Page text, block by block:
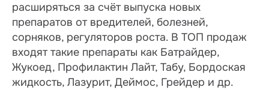
расширяться за счёт выпуска новых
препаратов от вредителей, болезней,
сорняков, регуляторов роста. В ТОП продаж
входят такие препараты как Батрайдер,
Жукоед, Профилактин Лайт, Табу, Бордоская
жидкость, Лазурит, Деймос, Грейдер и др.